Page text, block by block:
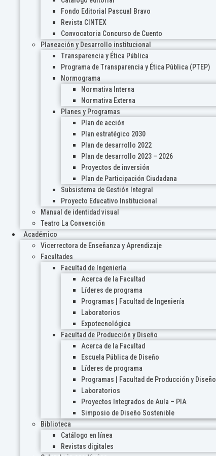
Fondo Editorial Pascual Bravo
Revista CINTEX
Convocatoria Concurso de Cuento
Planeación y Desarrollo institucional
Transparencia y Ética Pública
Programa de Transparencia y Ética Pública (PTEP)
Normograma
Normativa Interna
Normativa Externa
Planes y Programas
Plan de acción
Plan estratégico 2030
Plan de desarrollo 2022
Plan de desarrollo 2023 – 2026
Proyectos de inversión
Plan de Participación Ciudadana
Subsistema de Gestión Integral
Proyecto Educativo Institucional
Manual de identidad visual
Teatro La Convención
Académico
Vicerrectora de Enseñanza y Aprendizaje
Facultades
Facultad de Ingeniería
Acerca de la Facultad
Líderes de programa
Programas | Facultad de Ingeniería
Laboratorios
Expotecnológica
Facultad de Producción y Diseño
Acerca de la Facultad
Escuela Pública de Diseño
Líderes de programa
Programas | Facultad de Producción y Diseño
Laboratorios
Proyectos Integrados de Aula – PIA
Simposio de Diseño Sostenible
Biblioteca
Catálogo en línea
Revistas digitales